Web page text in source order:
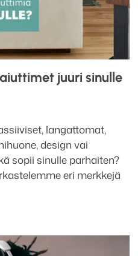
juuri sinulle
langattomat,
design vai
sopii sinulle parhaiten?
eri merkkejä